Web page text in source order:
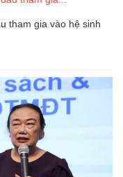
tham gia vào hệ sinh